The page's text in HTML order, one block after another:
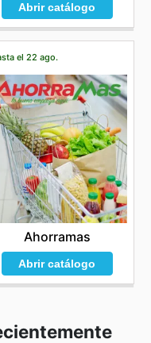
Abrir catálogo
el 22 ago.
Ahorramas
Abrir catálogo